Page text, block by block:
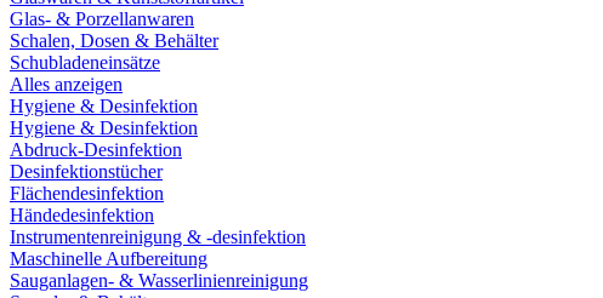
Glas- & Porzellanwaren
Schalen, Dosen & Behälter
Schubladeneinsätze
Alles anzeigen
Hygiene & Desinfektion
Hygiene & Desinfektion
Abdruck-Desinfektion
Desinfektionstücher
Flächendesinfektion
Händedesinfektion
Instrumentenreinigung & -desinfektion
Maschinelle Aufbereitung
Sauganlagen- & Wasserlinienreinigung